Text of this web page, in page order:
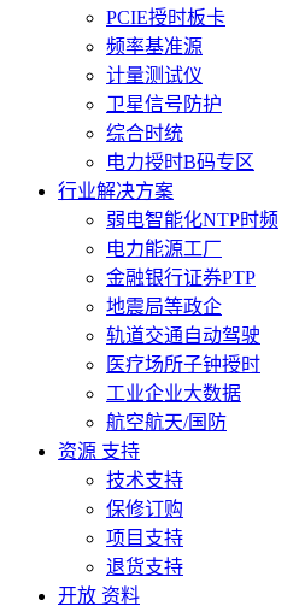
PCIE授时板卡
频率基准源
计量测试仪
卫星信号防护
综合时统
电力授时B码专区
行业解决方案
弱电智能化NTP时频
电力能源工厂
金融银行证券PTP
地震局等政企
轨道交通自动驾驶
医疗场所子钟授时
工业企业大数据
航空航天/国防
资源 支持
技术支持
保修订购
项目支持
退货支持
开放 资料